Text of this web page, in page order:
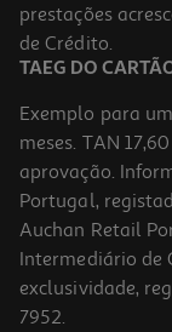
-10%
Taça Para Cereais
Ø17.1cm
6.29 €/un
Price reduced from
to
6,29 €
Promoção
2,49 €
prestações
de Crédito.
TAEG DO
Exemplo para
meses. TAN
aprovação.
Portugal,
Auchan Retail
Intermediário de
exclusividade,
7952.